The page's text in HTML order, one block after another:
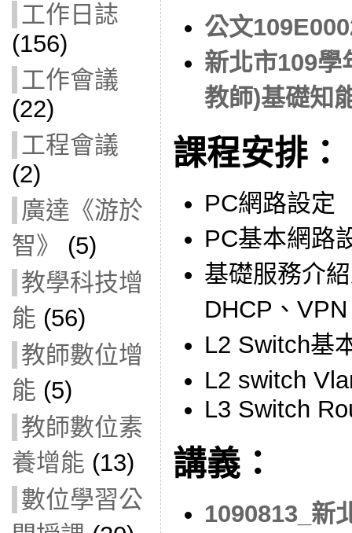
工作日誌
(156)
工作會議
(22)
工程會議
(2)
廣達《游於
智》
(5)
教學科技增
能 (56)
教師數位增
能 (5)
教師數位素
養增能 (13)
數位學習公
公文
新北市109學
教師)基礎知
課程安排：
PC網路設定
PC基本網路
基礎服務介
DHCP、
L2 Switch基
L2 switch
L3 Switch
講義：
1090813_新